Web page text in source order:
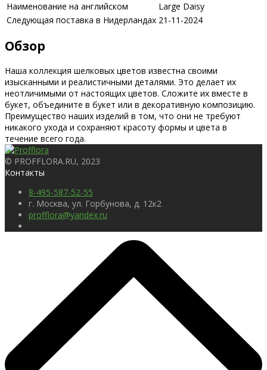
Наименование на английском
Large Daisy
Следующая поставка в Нидерландах 21-11-2024
Обзор
Наша коллекция шелковых цветов известна своими
изысканными и реалистичными деталями. Это делает их
неотличимыми от настоящих цветов. Сложите их вместе в
букет, объедините в букет или в декоративную композицию.
Преимущество наших изделий в том, что они не требуют
никакого ухода и сохраняют красоту формы и цвета в
течение всего года.
© PROFFLORA.RU, 2023
Контакты
8-495-587-52-55
г. Москва, ул. Горбунова, д. 12к2
profflora@yandex.ru